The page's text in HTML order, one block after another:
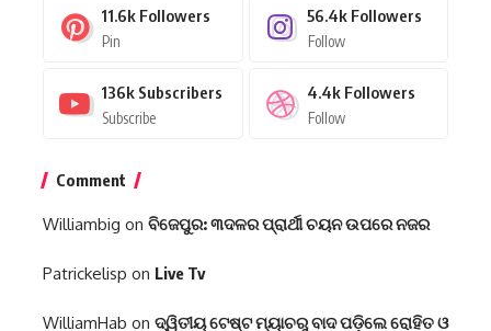
11.6k Followers
Pin
56.4k Followers
Follow
136k Subscribers
Subscribe
4.4k Followers
Follow
Comment
Williambig on ବିଜେପୁର: ୩ଦଳର ପ୍ରାର୍ଥୀ ଚୟନ ଉପରେ ନଜର
Patrickelisp on Live Tv
WilliamHab on ଦ୍ୱିତୀୟ ଟେଷ୍ଟ ମ୍ୟାଚରୁ ବାଦ ପଡ଼ିଲେ ରୋହିତ ଓ